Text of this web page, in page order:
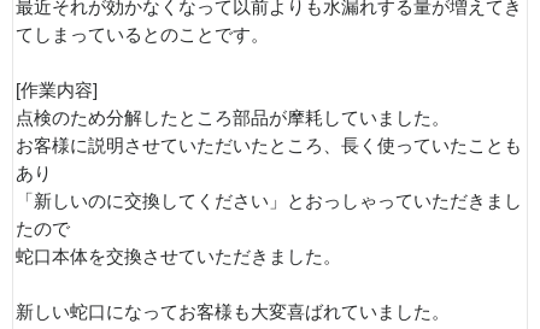
最近それが効かなくなって以前よりも水漏れする量が増えてき
てしまっているとのことです。
[作業内容]
点検のため分解したところ部品が摩耗していました。
お客様に説明させていただいたところ、長く使っていたことも
あり
「新しいのに交換してください」とおっしゃっていただきまし
たので
蛇口本体を交換させていただきました。
新しい蛇口になってお客様も大変喜ばれていました。